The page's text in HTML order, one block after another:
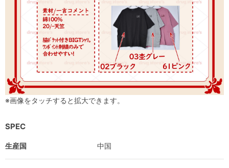
※画像をタッチすると拡大できます。
SPEC
生産国 中国